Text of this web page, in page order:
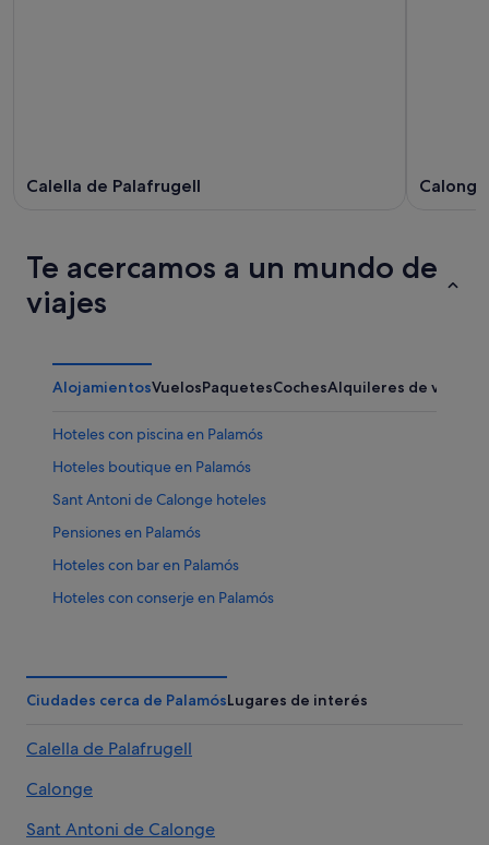
Calella de Palafrugell Calonge
Te acercamos a un mundo de
viajes
AlojamientosVuelosPaquetesCochesAlquileres de
Hoteles con piscina en Palamós
Hoteles boutique en Palamós
Sant Antoni de Calonge hoteles
Pensiones en Palamós
Hoteles con bar en Palamós
Hoteles con conserje en Palamós
Casas rurales en Sant Antoni de Calonge
Hoteles cerca de Puerto deportivo de Palamós
Hoteles cerca de Playa de Castell
Casas de huéspedes en Palamós
Ciudades cerca de PalamósLugares de interés
Calella de Palafrugell
Calonge
Sant Antoni de Calonge